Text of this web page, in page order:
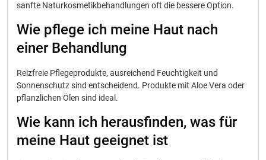
sanfte Naturkosmetikbehandlungen oft die bessere Option.
Wie pflege ich meine Haut nach
einer Behandlung
Reizfreie Pflegeprodukte, ausreichend Feuchtigkeit und
Sonnenschutz sind entscheidend. Produkte mit Aloe Vera oder
pflanzlichen Ölen sind ideal.
Wie kann ich herausfinden, was für
meine Haut geeignet ist